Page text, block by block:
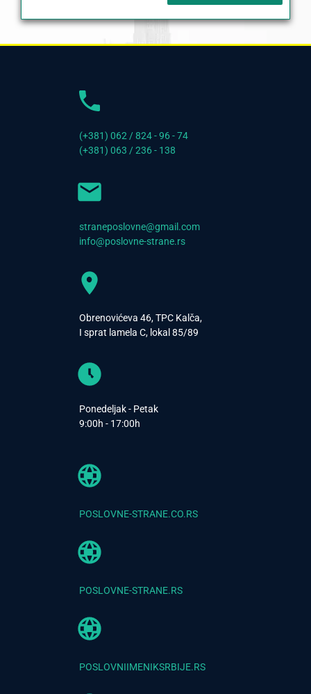
(+381) 062 / 824 - 96 - 74
(+381) 063 / 236 - 138
straneposlovne@gmail.com
info@poslovne-strane.rs
Obrenovićeva 46, TPC Kalča,
I sprat lamela C, lokal 85/89
Ponedeljak - Petak
9:00h - 17:00h
POSLOVNE-STRANE.CO.RS
POSLOVNE-STRANE.RS
POSLOVNIIMENIKSRBIJE.RS